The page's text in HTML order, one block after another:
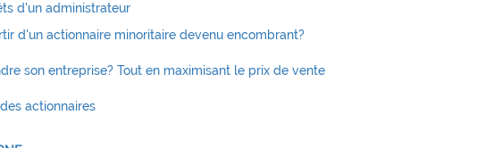
d'un administrateur
d'un actionnaire minoritaire devenu encombrant?
son entreprise? Tout en maximisant le prix de vente
actionnaires